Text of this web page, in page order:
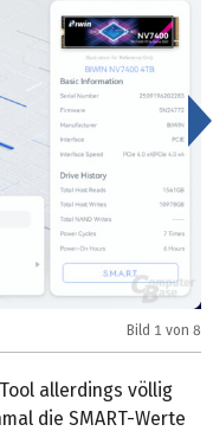
Bild 1 von 8
allerdings völlig
die SMART-Werte